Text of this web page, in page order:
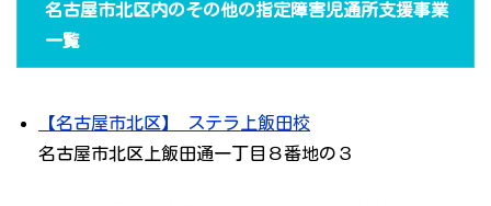
名古屋市北区内のその他の指定障害児通所支援事業
一覧
【名古屋市北区】 ステラ上飯田校
名古屋市北区上飯田通一丁目８番地の３